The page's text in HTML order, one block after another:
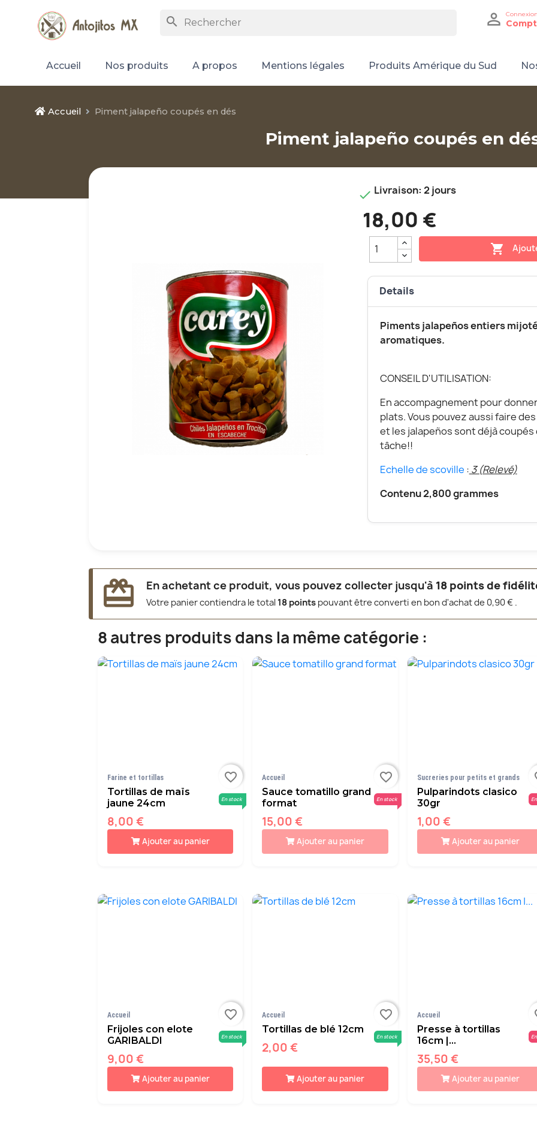
search  Connexion
Accueil Nos produits A propos Mentions légales Produits Amérique du Sud
Accueil Piment jalapeño coupés en dés
Piment jalapeño coupés en
 Livraison: 2 jours
18,00 €

Details
Piments jalapeños entiers
aromatiques.
CONSEIL D'UTILISATION:
En accompagnement pour
plats. Vous pouvez aussi faire
et les jalapeños sont déjà
tâche!!
Echelle de scoville : 3 (Relevé)
Contenu 2,800 grammes
redeem En achetant ce produit, vous pouvez collecter jusqu'à 18 points de
Votre panier contiendra le total18 points pouvant être converti en bon d'achat de 0,90 € .
8 autres produits dans la même catégorie :
Farine et tortillas
Tortillas de maïs
jaune 24cm
8,00 €
En stock
Ajouter au panier
favorite_border Accueil
Sauce tomatillo grand
format
15,00 €
En stock
Ajouter au panier
favorite_border Sucreries pour petits et grands
Pulparindots clasico
30gr
1,00 €
Ajouter au panier
Accueil
Frijoles con elote
GARIBALDI
9,00 €
En stock
Ajouter au panier
favorite_border Accueil
Tortillas de blé 12cm
2,00 €
En stock
Ajouter au panier
favorite_border Accueil
Presse à tortillas
16cm |...
35,50 €
Ajouter au panier